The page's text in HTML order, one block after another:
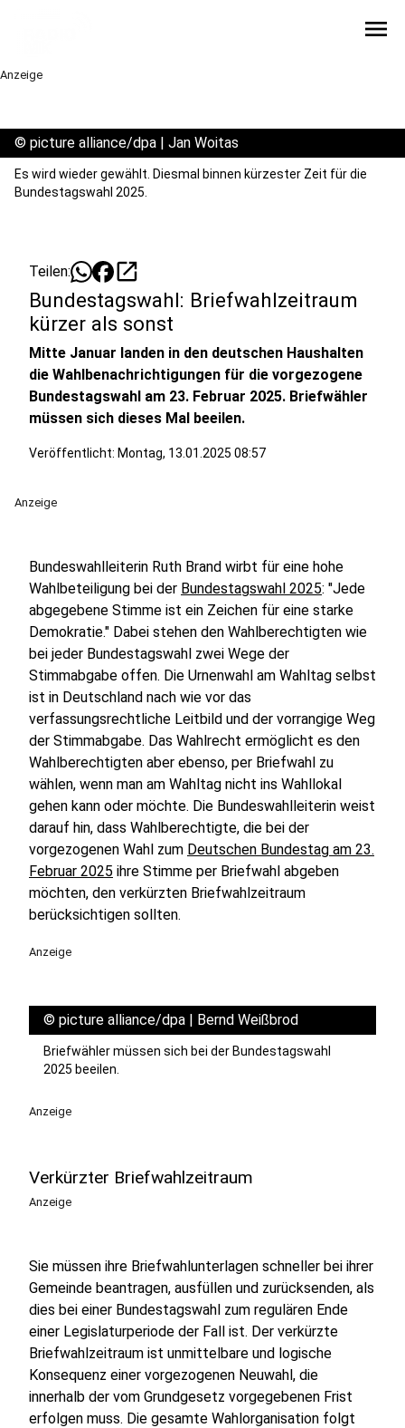
menu
Anzeige
© picture alliance/dpa | Jan Woitas
Es wird wieder gewählt. Diesmal binnen kürzester Zeit für die
Bundestagswahl 2025.
Teilen: open_in_new
Bundestagswahl: Briefwahlzeitraum
kürzer als sonst
Mitte Januar landen in den deutschen Haushalten
die Wahlbenachrichtigungen für die vorgezogene
Bundestagswahl am 23. Februar 2025. Briefwähler
müssen sich dieses Mal beeilen.
Veröffentlicht: Montag, 13.01.2025 08:57
Anzeige
Bundeswahlleiterin Ruth Brand wirbt für eine hohe
Wahlbeteiligung bei der Bundestagswahl 2025: "Jede
abgegebene Stimme ist ein Zeichen für eine starke
Demokratie." Dabei stehen den Wahlberechtigten wie
bei jeder Bundestagswahl zwei Wege der
Stimmabgabe offen. Die Urnenwahl am Wahltag selbst
ist in Deutschland nach wie vor das
verfassungsrechtliche Leitbild und der vorrangige Weg
der Stimmabgabe. Das Wahlrecht ermöglicht es den
Wahlberechtigten aber ebenso, per Briefwahl zu
wählen, wenn man am Wahltag nicht ins Wahllokal
gehen kann oder möchte. Die Bundeswahlleiterin weist
darauf hin, dass Wahlberechtigte, die bei der
vorgezogenen Wahl zum Deutschen Bundestag am 23.
Februar 2025 ihre Stimme per Briefwahl abgeben
möchten, den verkürzten Briefwahlzeitraum
berücksichtigen sollten.
Anzeige
© picture alliance/dpa | Bernd Weißbrod
Briefwähler müssen sich bei der Bundestagswahl
2025 beeilen.
Anzeige
Verkürzter Briefwahlzeitraum
Anzeige
Sie müssen ihre Briefwahlunterlagen schneller bei ihrer
Gemeinde beantragen, ausfüllen und zurücksenden, als
dies bei einer Bundestagswahl zum regulären Ende
einer Legislaturperiode der Fall ist. Der verkürzte
Briefwahlzeitraum ist unmittelbare und logische
Konsequenz einer vorgezogenen Neuwahl, die
innerhalb der vom Grundgesetz vorgegebenen Frist
erfolgen muss. Die gesamte Wahlorganisation folgt